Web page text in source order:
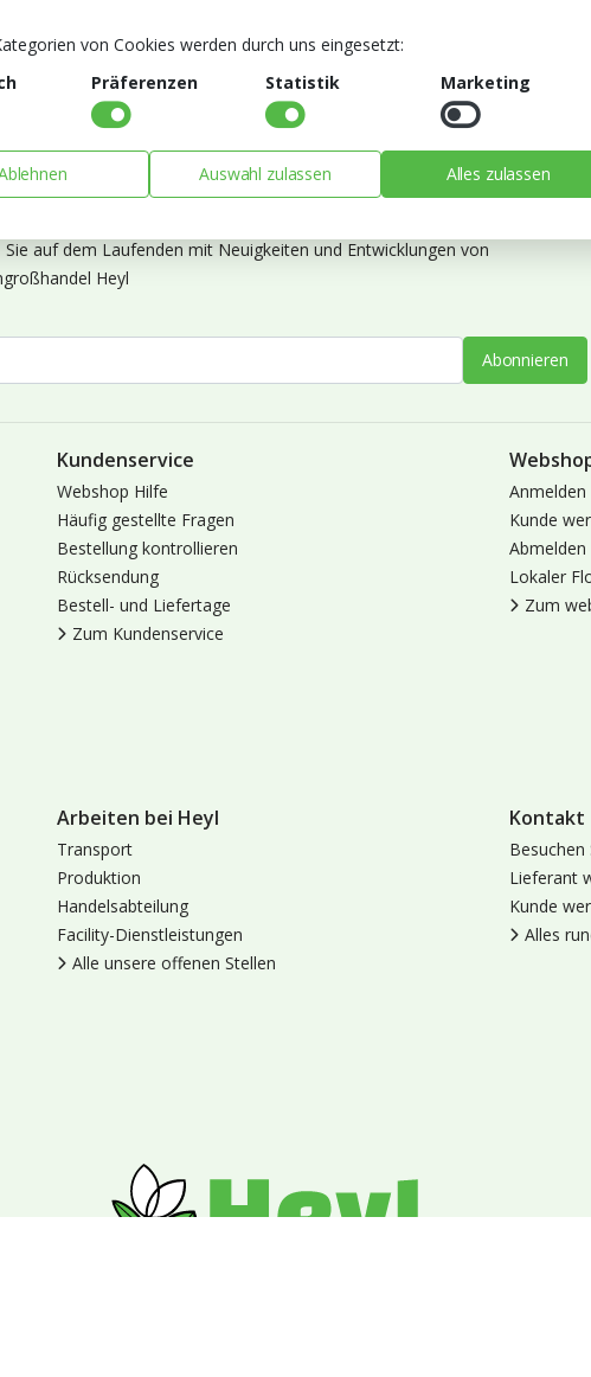
Sie unseren Newsletter
Sie auf dem Laufenden mit Neuigkeiten und Entwicklungen von
Heyl
Abonnieren
Kundenservice
Webshop Hilfe
Häufig gestellte Fragen
Bestellung kontrollieren
Rücksendung
Bestell- und Liefertage
Zum Kundenservice
Anmelden
Kunde
Abmelden
Lokaler
Zum
Arbeiten bei Heyl
Transport
Produktion
Handelsabteilung
Facility-Dienstleistungen
Alle unsere offenen Stellen
Kontakt
Besuchen
Lieferant
Kunde
Alles
von Cookies werden durch uns eingesetzt:
Präferenzen Statistik Marketing
Auswahl zulassen Alles zulassen